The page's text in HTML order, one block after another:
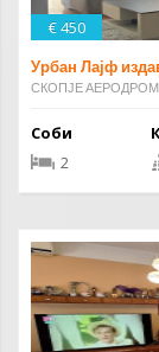
€ 450
Урбан Лајф
СКОПЈЕ АЕРОДРОМ
Соби
2